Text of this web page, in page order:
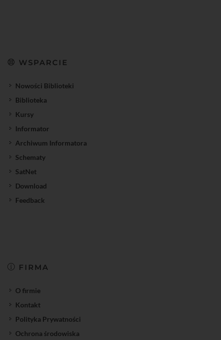
WSPARCIE
Nowości Biblioteki
Biblioteka
Kursy
Informator
Archiwum Informatora
Schematy
SatNet
Download
Feedback
FIRMA
O firmie
Kontakt
Polityka Prywatności
Ochrona środowiska